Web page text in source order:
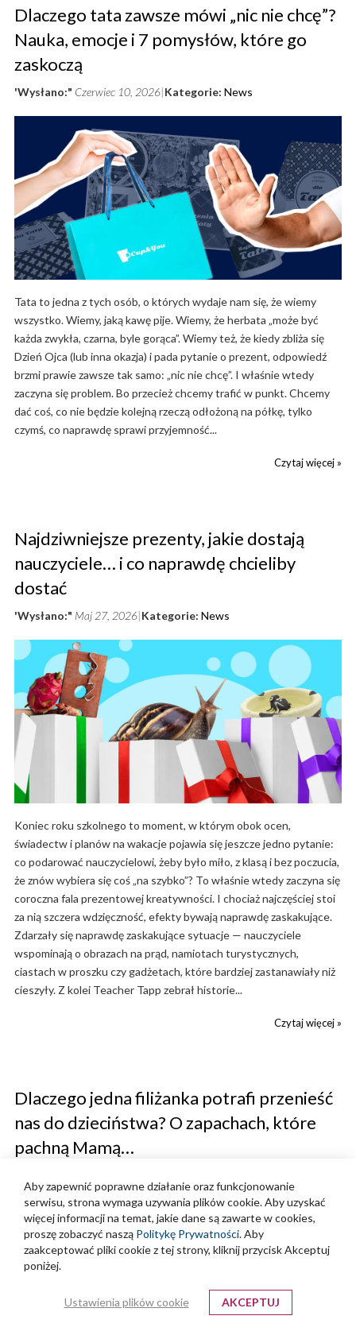
Dlaczego tata zawsze mówi „nic nie chcę”?
Nauka, emocje i 7 pomysłów, które go
zaskoczą
'Wysłano:" Czerwiec 10, 2026 Kategorie: News
Tata to jedna z tych osób, o których wydaje nam się, że wiemy
wszystko. Wiemy, jaką kawę pije. Wiemy, że herbata „może być
każda zwykła, czarna, byle gorąca”. Wiemy też, że kiedy zbliża się
Dzień Ojca (lub inna okazja) i pada pytanie o prezent, odpowiedź
brzmi prawie zawsze tak samo: „nic nie chcę”. I właśnie wtedy
zaczyna się problem. Bo przecież chcemy trafić w punkt. Chcemy
dać coś, co nie będzie kolejną rzeczą odłożoną na półkę, tylko
czymś, co naprawdę sprawi przyjemność...
Czytaj więcej »
Najdziwniejsze prezenty, jakie dostają
nauczyciele… i co naprawdę chcieliby
dostać
'Wysłano:" Maj 27, 2026 Kategorie: News
Koniec roku szkolnego to moment, w którym obok ocen,
świadectw i planów na wakacje pojawia się jeszcze jedno pytanie:
co podarować nauczycielowi, żeby było miło, z klasą i bez poczucia,
że znów wybiera się coś „na szybko”? To właśnie wtedy zaczyna się
coroczna fala prezentowej kreatywności. I chociaż najczęściej stoi
za nią szczera wdzięczność, efekty bywają naprawdę zaskakujące.
Zdarzały się naprawdę zaskakujące sytuacje — nauczyciele
wspominają o obrazach na prąd, namiotach turystycznych,
ciastach w proszku czy gadżetach, które bardziej zastanawiały niż
cieszyły. Z kolei Teacher Tapp zebrał historie...
Czytaj więcej »
Dlaczego jedna filiżanka potrafi przenieść
nas do dzieciństwa? O zapachach, które
pachną Mamą…
Aby zapewnić poprawne działanie oraz funkcjonowanie
serwisu, strona wymaga uzywania plików cookie. Aby uzyskać
więcej informacji na temat, jakie dane są zawarte w cookies,
proszę zobaczyć naszą Politykę Prywatności. Aby
zaakceptować pliki cookie z tej strony, kliknij przycisk Akceptuj
poniżej.
Ustawienia plików cookie AKCEPTUJ